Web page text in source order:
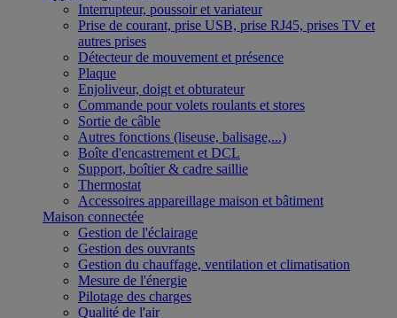
Interrupteur, poussoir et variateur
Prise de courant, prise USB, prise RJ45, prises TV et
autres prises
Détecteur de mouvement et présence
Plaque
Enjoliveur, doigt et obturateur
Commande pour volets roulants et stores
Sortie de câble
Autres fonctions (liseuse, balisage,...)
Boîte d'encastrement et DCL
Support, boîtier & cadre saillie
Thermostat
Accessoires appareillage maison et bâtiment
Maison connectée
Gestion de l'éclairage
Gestion des ouvrants
Gestion du chauffage, ventilation et climatisation
Mesure de l'énergie
Pilotage des charges
Qualité de l'air